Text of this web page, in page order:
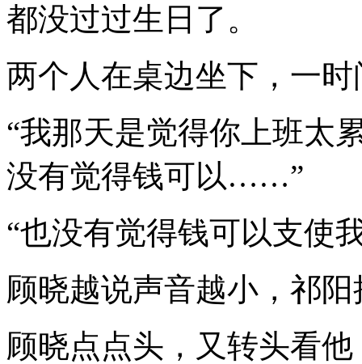
都没过过生日了。
两个人在桌边坐下，一
“我那天是觉得你上班太
没有觉得钱可以……”
“也没有觉得钱可以支使
顾晓越说声音越小，祁
顾晓点点头，又转头看